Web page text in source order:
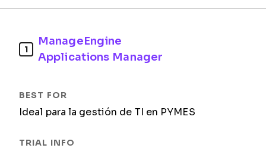
1
ManageEngine
Applications Manager
Ideal para la gestión de TI en PYMES